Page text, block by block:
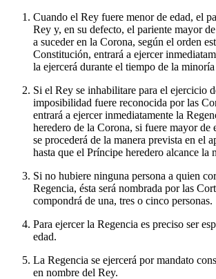
Cuando el Rey fuere menor de edad, el
Rey y, en su defecto, el pariente mayor
a suceder en la Corona, según el orden
Constitución, entrará a ejercer
la ejercerá durante el tiempo de la
Si el Rey se inhabilitare para el ejercicio
imposibilidad fuere reconocida por las
entrará a ejercer inmediatamente la
heredero de la Corona, si fuere mayor de
se procederá de la manera prevista en el
hasta que el Príncipe heredero alcance la
Si no hubiere ninguna persona a quien
Regencia, ésta será nombrada por las
compondrá de una, tres o cinco personas.
Para ejercer la Regencia es preciso ser
edad.
La Regencia se ejercerá por mandato
en nombre del Rey.